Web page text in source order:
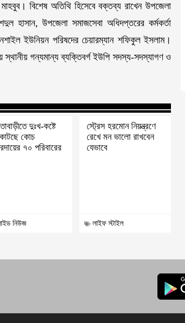
বিশেষ অতিথি হিসেবে বক্তব্য রাখেন উপজেলা
হাসান, উপজেলা সমাজসেবা অধিদপ্তরের কর্মকর্তা
ইউনিয়ন পরিষদের চেয়ারম্যান শফিকুল ইসলাম।
স্থানীয় গন্যমান্য ব্যক্তিবর্গ ইউপি সদস্য-সদস্যাগণ ও
দুঃখ-কষ্টে
কোচ
৭০ পরিবারের
নিউজ
স্ট্রেস হরমোন নিয়ন্ত্রণে
রেখে মন ভালো রাখবেন
যেভাবে
লাইফ স্টাইল